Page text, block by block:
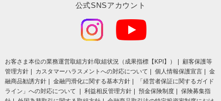
公式SNSアカウント
お客さま本位の業務運営取組⽅針/取組状況（成果指標【KPI】）
顧客保護等
管理方針
カスタマーハラスメントへの対応について 個人情報保護宣言
金
融商品勧誘方針
金融円滑化に関する基本方針
「経営者保証に関するガイド
ライン」への対応について
利益相反管理方針 預金保険制度
保険募集指